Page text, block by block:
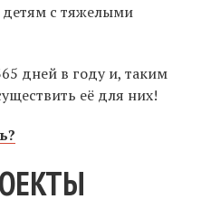
с тяжелыми
дней в году и, таким
её для них!